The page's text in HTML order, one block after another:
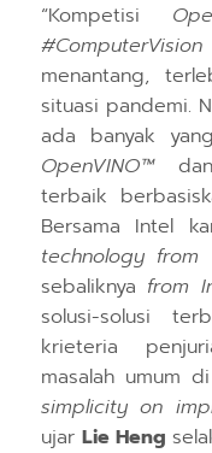
“Kompetisi
#ComputerVision
menantang,
situasi pandemi. N
ada banyak
OpenVINO™dan
terbaik
Bersama Intel
technology
sebaliknya from
solusi-solusi
krieteria
masalah umum
simplicity on
ujar Lie Heng